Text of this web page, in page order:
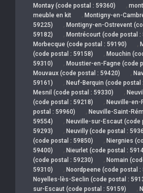
Montay (code postal : 59360) ,
meuble en kit
, Montigny-en-
59225)
, Montigny-en-Ostrevent
59182)
, Montrécourt (code postal :
Morbecque (code postal : 59190) ,
(code postal : 59158)
, Mouchin
59310)
, Moustier-en-Fagne (code
Mouvaux (code postal : 59420) ,
59161)
, Neuf-Berquin (code postal
Mesnil (code postal : 59330)
,
(code postal : 59218)
, Neuville-en-
postal : 59960)
, Neuville-Saint-
59554)
, Neuville-sur-Escaut (code
59293)
, Neuvilly (code postal :
(code postal : 59850)
, Niergnies
59400)
, Nieurlet (code postal :
(code postal : 59230)
, Nomain
59310)
, Noordpeene (code postal :
Noyelles-lès-Seclin (code postal :
sur-Escaut (code postal : 59159)
,